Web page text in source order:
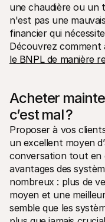
une chaudière ou un
n'est pas une
financier qui
Découvrez comment
le BNPL de manière
Acheter
c’est mal ?
Proposer à vos
un excellent moyen
conversation tout en
avantages des
nombreux : plus de
moyen et une
semble que les